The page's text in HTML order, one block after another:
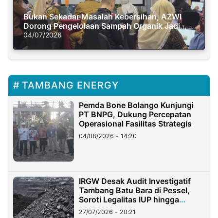
Bukan Sekadar Masalah Kebersihan, AZWI
Dorong Pengelolaan Sampah Organik Jadi
Solusi Krisis Iklim
04/07/2026
TAMBANG ENERGY
Pemda Bone Bolango Kunjungi
PT BNPG, Dukung Percepatan
Operasional Fasilitas Strategis
04/08/2026 - 14:20
IRGW Desak Audit Investigatif
Tambang Batu Bara di Pessel,
Soroti Legalitas IUP hingga
Stockpile
27/07/2026 - 20:21